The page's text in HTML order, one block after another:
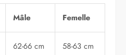
Mâle Femelle
62-66 cm 58-63 cm